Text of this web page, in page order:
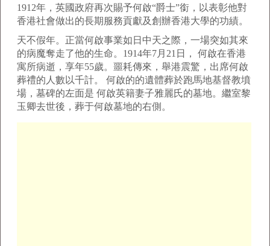
1912年，英國政府再次賜予何啟“爵士”銜，以表彰他對
香港社會做出的長期服務貢獻及創辦香港大學的功績。
天不假年。正當何啟事業如日中天之際，一場突如其來
的病魔奪走了他的生命。1914年7月21日， 何啟在香港
寓所病逝，享年55歲。噩耗傳來，舉港震驚，出席何啟
葬禮的人數以千計。 何啟的的遺體葬於跑馬地基督教墳
場，墓碑的左面是 何啟英籍妻子雅麗氏的墓地。繼室黎
玉卿去世後，葬于何啟墓地的右側。